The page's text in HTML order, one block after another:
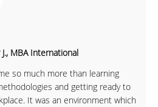
J., MBA International
so much more than learning
and getting ready to
It was an environment which